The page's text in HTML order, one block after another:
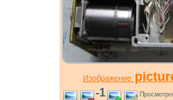
Изображение
-1